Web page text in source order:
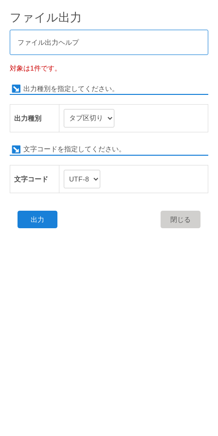
ファイル出力
ファイル出力ヘルプ
対象は1件です。
出力種別を指定してください。
出力種別
文字コードを指定してください。
文字コード